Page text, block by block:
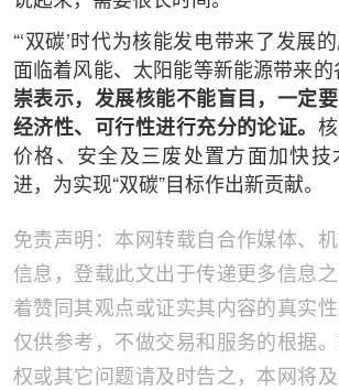
“‘双碳’时代为核能发电带来了发展
面临着风能、太阳能等新能源带来的
崇表示，发展核能不能盲目，一定要
经济性、可行性进行充分的论证。
价格、安全及三废处置方面加快技
进，为实现“双碳”目标作出新贡献。
免责声明：本网转载自合作媒体、
信息，登载此文出于传递更多信息
着赞同其观点或证实其内容的真实
仅供参考，不做交易和服务的根据
权或其它问题请及时告之，本网将及